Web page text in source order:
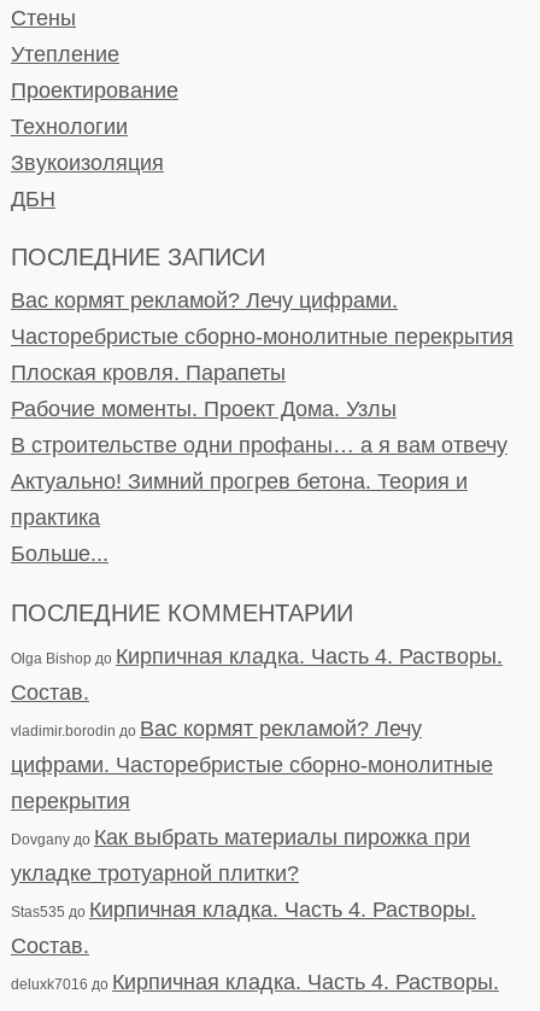
Стены
Утепление
Проектирование
Технологии
Звукоизоляция
ДБН
ПОСЛЕДНИЕ ЗАПИСИ
Вас кормят рекламой? Лечу цифрами.
Часторебристые сборно-монолитные перекрытия
Плоская кровля. Парапеты
Рабочие моменты. Проект Дома. Узлы
В строительстве одни профаны… а я вам отвечу
Актуально! Зимний прогрев бетона. Теория и
практика
Больше...
ПОСЛЕДНИЕ КОММЕНТАРИИ
Olga Bishopдо Кирпичная кладка. Часть 4. Растворы.
Состав.
vladimir.borodin до Вас кормят рекламой? Лечу
цифрами. Часторебристые сборно-монолитные
перекрытия
Dovganyдо Как выбрать материалы пирожка при
укладке тротуарной плитки?
Stas535 до Кирпичная кладка. Часть 4. Растворы.
Состав.
deluxk7016 до Кирпичная кладка. Часть 4. Растворы.